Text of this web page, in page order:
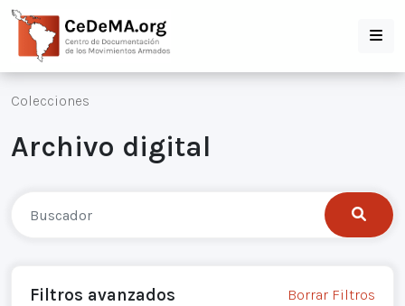
Colecciones
Archivo digital
Filtros avanzados Borrar Filtros